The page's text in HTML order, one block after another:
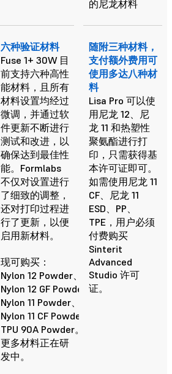
的尼龙材料
六种验证材料
Fuse 1+ 30W 目
前支持六种高性
能材料，且所有
材料设置均经过
微调，并通过软
件更新不断进行
测试和改进，以
确保达到最佳性
能。Formlabs
不仅对设置进行
了细致的调整，
还对打印过程进
行了更新，以便
启用新材料。
现可购买：
Nylon 12 Powder、
Nylon 12 GF Powder、
Nylon 11 Powder、
Nylon 11 CF Powder、
TPU 90A Powder。
更多材料正在研
发中。
随附三种材料，
支付额外费用可
使用多达八种材
料
Lisa Pro 可以使
用尼龙 12、尼
龙 11 和热塑性
聚氨酯进行打
印，只需获得基
本许可证即可。
如需使用尼龙 11
CF、尼龙 11
ESD、PP、
TPE，用户必须
付费购买
Sinterit
Advanced
Studio 许可
证。